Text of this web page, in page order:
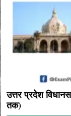
उत्तर प्रदेश
तक)